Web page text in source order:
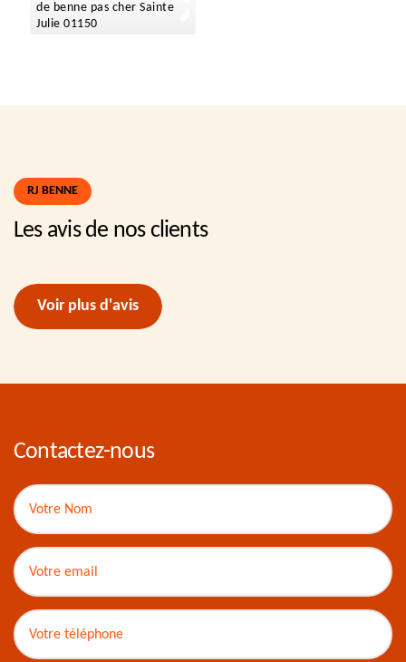
de benne pas cher Sainte
Julie 01150
RJ BENNE
Les avis de nos clients
Voir plus d'avis
Contactez-nous